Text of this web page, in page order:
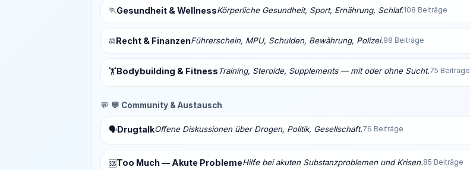
🏃Gesundheit & WellnessKörperliche Gesundheit, Sport, Ernährung, Schlaf.108 Beiträge
⚖️Recht & FinanzenFührerschein, MPU, Schulden, Bewährung, Polizei.98 Beiträge
🏋️Bodybuilding & Fitness Training, Steroide, Supplements — mit oder ohne Sucht.75 Beiträge
💬 💬 Community & Austausch
🗣️DrugtalkOffene Diskussionen über Drogen, Politik, Gesellschaft.76 Beiträge
🆘Too Much — Akute ProblemeHilfe bei akuten Substanzproblemen und Krisen.85 Beiträge